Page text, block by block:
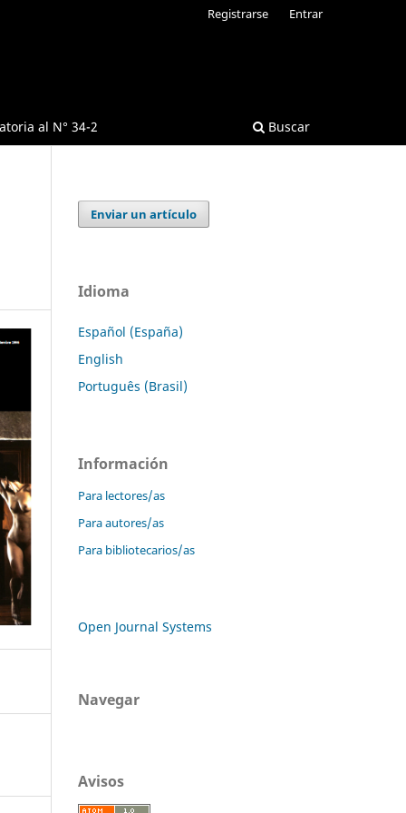
al N° 34-2 Buscar
Registrarse Entrar
Enviar un artículo
Idioma
Español (España)
English
Português (Brasil)
Información
Para lectores/as
Para autores/as
Para bibliotecarios/as
Open Journal Systems
Navegar
Avisos